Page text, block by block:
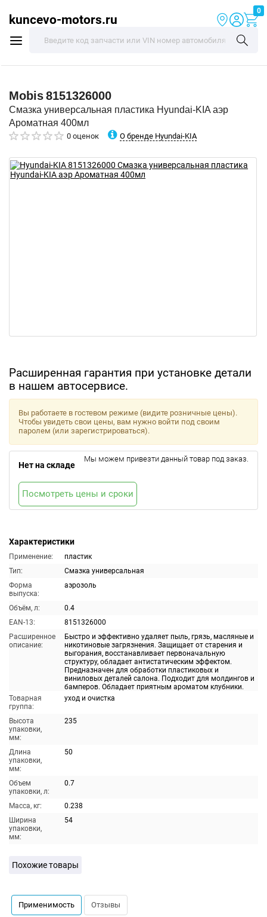
kuncevo-motors.ru
0
Mobis8151326000
Смазка универсальная пластика Hyundai-KIA аэр
Ароматная 400мл
0 оценок О бренде Hyundai-KIA
Расширенная гарантия при установке детали
в нашем автосервисе.
Характеристики
Применение:
пластик
Тип:
Смазка универсальная
Форма
выпуска:
аэрозоль
Объём, л:
0.4
EAN-13:
8151326000
Расширенное
описание:
Быстро и эффективно удаляет пыль, грязь, масляные и
никотиновые загрязнения. Защищает от старения и
выгорания, восстанавливает первоначальную
структуру, обладает антистатическим эффектом.
Предназначен для обработки пластиковых и
виниловых деталей салона. Подходит для молдингов и
бамперов. Обладает приятным ароматом клубники.
Товарная
группа:
уход и очистка
Высота
упаковки,
мм:
235
Длина
упаковки,
мм:
50
Объем
упаковки, л:
0.7
Масса, кг:
0.238
Ширина
упаковки,
мм:
54
Вы работаете в гостевом режиме (видите розничные цены).
Чтобы увидеть свои цены, вам нужно войти под своим
паролем (или зарегистрироваться).
Нет на складе
Мы можем привезти данный товар под заказ.
Посмотреть цены и сроки
Похожие товары
Применимость Отзывы